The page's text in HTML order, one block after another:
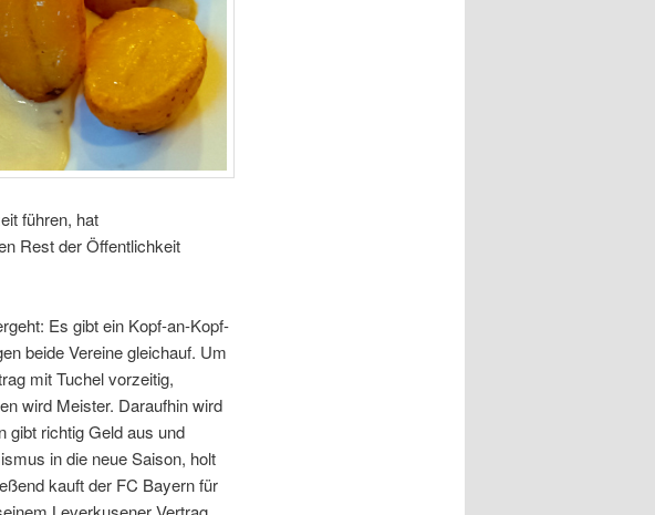
führen, hat
Rest der Öffentlichkeit
Es gibt ein Kopf-an-Kopf-
beide Vereine gleichauf. Um
mit Tuchel vorzeitig,
wird Meister. Daraufhin wird
gibt richtig Geld aus und
in die neue Saison, holt
kauft der FC Bayern für